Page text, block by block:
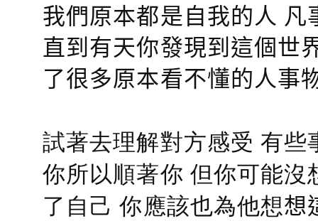
我們原本都是自我的人
直到有天你發現到這個世
了很多原本看不懂的人事
試著去理解對方感受 有
你所以順著你 但你可能
了自己 你應該也為他想想